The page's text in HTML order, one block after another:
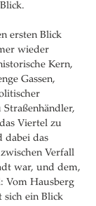
ersten Blick
wieder
Kern,
Gassen,
Viertel zu
dabei das
Verfall
war, und dem,
Vom Hausberg
sich ein Blick